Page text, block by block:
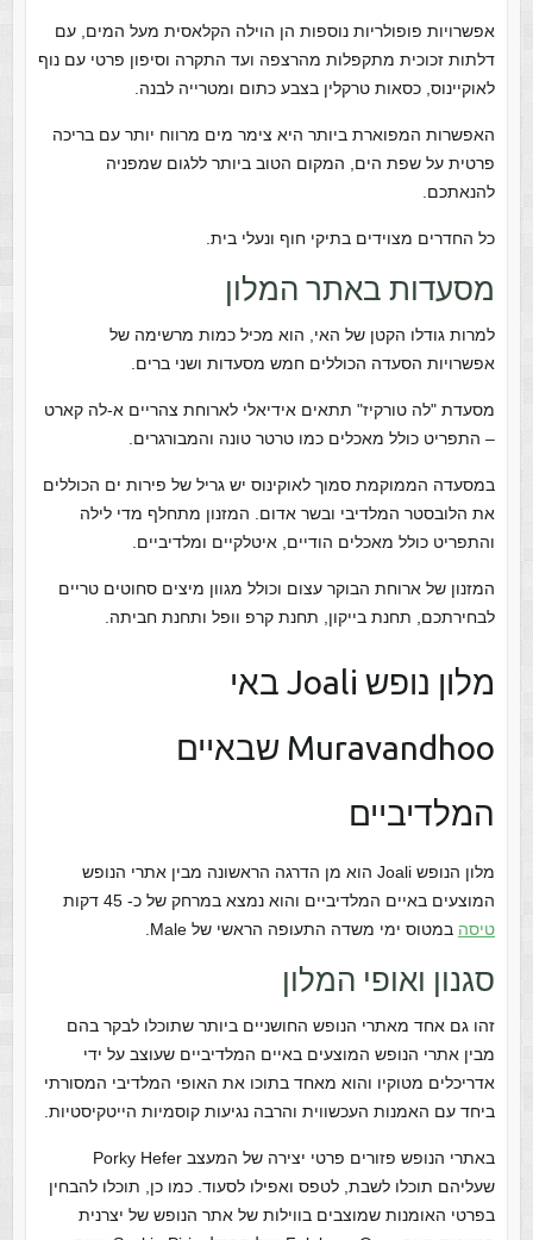
אפשרויות פופולריות נוספות הן הוילה הקלאסית מעל המים, עם
דלתות זכוכית מתקפלות מהרצפה ועד התקרה וסיפון פרטי עם נוף
לאוקיינוס, כסאות טרקלין בצבע כתום ומטרייה לבנה.
האפשרות המפוארת ביותר היא צימר מים מרווח יותר עם בריכה
פרטית על שפת הים, המקום הטוב ביותר ללגום שמפניה
להנאתכם.
כל החדרים מצוידים בתיקי חוף ונעלי בית.
מסעדות באתר המלון
למרות גודלו הקטן של האי, הוא מכיל כמות מרשימה של
אפשרויות הסעדה הכוללים חמש מסעדות ושני ברים.
מסעדת "לה טורקיז" תתאים אידיאלי לארוחת צהריים א-לה קארט
– התפריט כולל מאכלים כמו טרטר טונה והמבורגרים.
במסעדה הממוקמת סמוך לאוקינוס יש גריל של פירות ים הכוללים
את הלובסטר המלדיבי ובשר אדום. המזנון מתחלף מדי לילה
והתפריט כולל מאכלים הודיים, איטלקיים ומלדיביים.
המזנון של ארוחת הבוקר עצום וכולל מגוון מיצים סחוטים טריים
לבחירתכם, תחנת בייקון, תחנת קרפ וופל ותחנת חביתה.
מלון נופש Joali באי
Muravandhoo שבאיים
המלדיביים
מלון הנופש Joali הוא מן הדרגה הראשונה מבין אתרי הנופש
המוצעים באיים המלדיביים והוא נמצא במרחק של כ- 45 דקות
טיסה במטוס ימי משדה התעופה הראשי של Male.
סגנון ואופי המלון
זהו גם אחד מאתרי הנופש החושניים ביותר שתוכלו לבקר בהם
מבין אתרי הנופש המוצעים באיים המלדיביים שעוצב על ידי
אדריכלים מטוקיו והוא מאחד בתוכו את האופי המלדיבי המסורתי
ביחד עם האמנות העכשווית והרבה נגיעות קוסמיות הייטקיסטיות.
באתרי הנופש פזורים פרטי יצירה של המעצב Porky Hefer
שעליהם תוכלו לשבת, לטפס ואפילו לסעוד. כמו כן, תוכלו להבחין
בפרטי האומנות שמוצבים בווילות של אתר הנופש של יצרנית